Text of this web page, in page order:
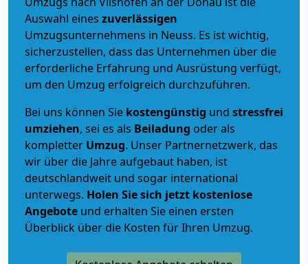
Auswahl eines zuverlässigen
Umzugsunternehmens in Neuss. Es ist wichtig,
sicherzustellen, dass das Unternehmen über die
erforderliche Erfahrung und Ausrüstung verfügt,
um den Umzug erfolgreich durchzuführen.
Bei uns können Sie kostengünstig und stressfrei
umziehen, sei es als Beiladung oder als
kompletter Umzug. Unser Partnernetzwerk, das
wir über die Jahre aufgebaut haben, ist
deutschlandweit und sogar international
unterwegs. Holen Sie sich jetzt kostenlose
Angebote und erhalten Sie einen ersten
Überblick über die Kosten für Ihren Umzug.